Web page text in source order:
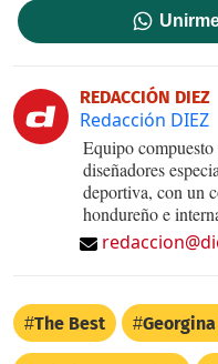
REDACCIÓN DIEZ
Redacción DIEZ
Equipo
diseñadores
deportiva, con un
hondureño e
The Best